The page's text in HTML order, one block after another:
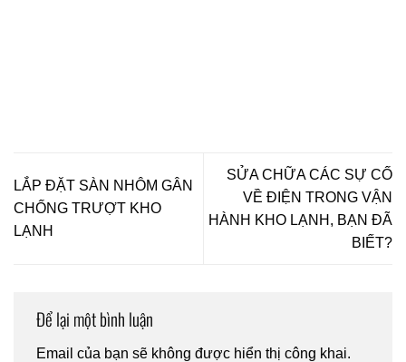
LẮP ĐẶT SÀN NHÔM GÂN
CHỐNG TRƯỢT KHO
LẠNH
SỬA CHỮA CÁC SỰ CỐ
VỀ ĐIỆN TRONG VẬN
HÀNH KHO LẠNH, BẠN ĐÃ
BIẾT?
Để lại một bình luận
Email của bạn sẽ không được hiển thị công khai.